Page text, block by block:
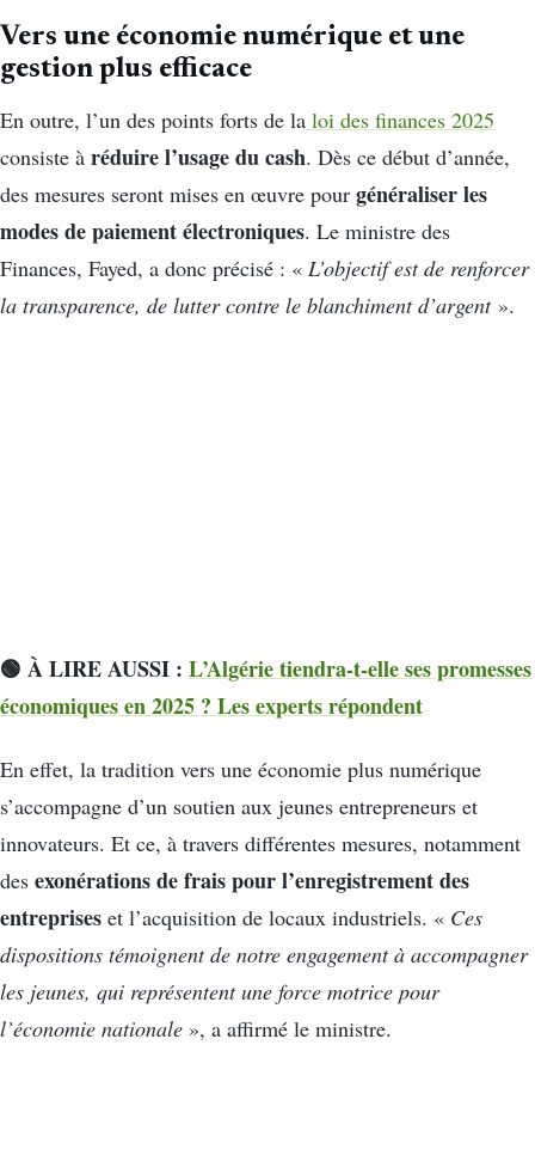
Vers une économie numérique et une
gestion plus efficace
En outre, l’un des points forts de la loi des finances 2025
consiste à réduire l’usage du cash. Dès ce début d’année,
des mesures seront mises en œuvre pour généraliser les
modes de paiement électroniques. Le ministre des
Finances, Fayed, a donc précisé : « L’objectif est de renforcer
la transparence, de lutter contre le blanchiment d’argent».
🟢 À LIRE AUSSI : L’Algérie tiendra-t-elle ses promesses
économiques en 2025 ? Les experts répondent
En effet, la tradition vers une économie plus numérique
s’accompagne d’un soutien aux jeunes entrepreneurs et
innovateurs. Et ce, à travers différentes mesures, notamment
des exonérations de frais pour l’enregistrement des
entreprises et l’acquisition de locaux industriels. « Ces
dispositions témoignent de notre engagement à accompagner
les jeunes, qui représentent une force motrice pour
l’économie nationale », a affirmé le ministre.